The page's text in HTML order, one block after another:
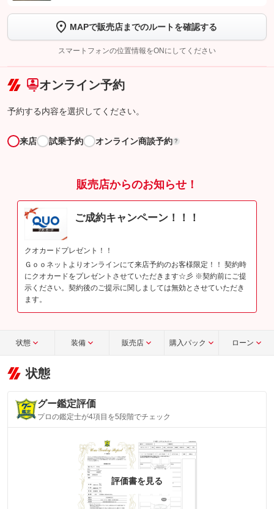
トーク画面で
ボタンをタップして問い合わせを
完了してください。
こちら
MAPで販売店までのルートを確認する
スマートフォンの位置情報をONにしてください
オンライン予約
予約する内容を選択してください。
来店 試乗予約 オンライン商談予約 ?
販売店からのお知らせ！
ご成約キャンペーン！！！
クオカードプレゼント！！
Ｇｏｏネットよりオンラインにて来店予約のお客様限定！！ 契約時
にクオカードをプレゼントさせていただきます☆彡 ※契約前にご提
示ください。契約後のご提示に関しましては無効とさせていただき
ます。
状態 装備 販売店 購入パック ローン
状態
グー鑑定評価
プロの鑑定士が4項目を5段階でチェック
評価書を見る